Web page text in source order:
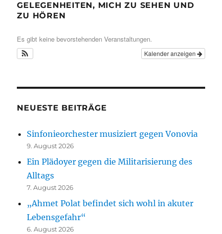
GELEGENHEITEN, MICH ZU SEHEN UND
ZU HÖREN
Es gibt keine bevorstehenden Veranstaltungen.
Kalender anzeigen
NEUESTE BEITRÄGE
Sinfonieorchester musiziert gegen Vonovia
9. August 2026
Ein Plädoyer gegen die Militarisierung des
Alltags
7. August 2026
„Ahmet Polat befindet sich wohl in akuter
Lebensgefahr“
6. August 2026